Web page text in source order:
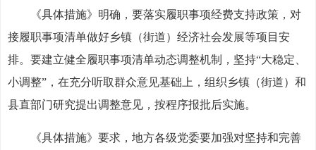
《具体措施》明确，要落实履职事项经费支持政策，对
接履职事项清单做好乡镇（街道）经济社会发展等项目安
排。要建立健全履职事项清单动态调整机制，坚持“大稳定、
小调整”，在充分听取群众意见基础上，组织乡镇（街道）和
县直部门研究提出调整意见，按程序报批后实施。
《具体措施》要求，地方各级党委要加强对坚持和完善